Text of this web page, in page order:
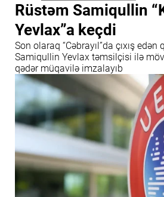
Rüstəm Samiqullin
Yevlax”a keçdi
Son olaraq “Cəbrayıl”da çıxış edən
Samiqullin Yevlax təmsilçisi ilə
qədər müqavilə imzalayıb